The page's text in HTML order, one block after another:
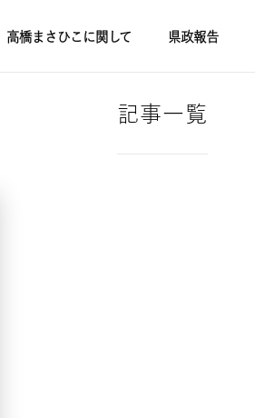
高橋まさひこに関して 県政報告
記事一覧